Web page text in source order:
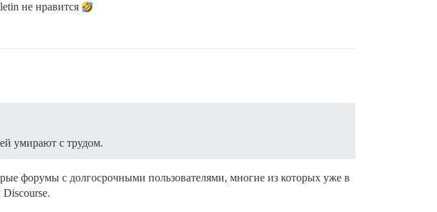
не нравится
умирают с трудом.
форумы с долгосрочными пользователями, многие из которых уже в